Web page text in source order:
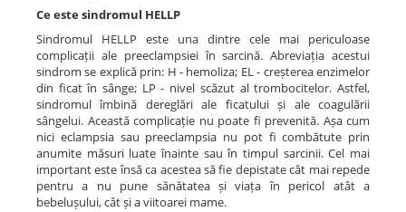
Ce este sindromul HELLP
Sindromul HELLP este una dintre cele mai periculoase
complicații ale preeclampsiei în sarcină. Abreviația acestui
sindrom se explică prin: H - hemoliza; EL - creșterea enzimelor
din ficat în sânge; LP - nivel scăzut al trombocitelor. Astfel,
sindromul îmbină dereglări ale ficatului și ale coagulării
sângelui. Această complicație nu poate fi prevenită. Așa cum
nici eclampsia sau preeclampsia nu pot fi combătute prin
anumite măsuri luate înainte sau în timpul sarcinii. Cel mai
important este însă ca acestea să fie depistate cât mai repede
pentru a nu pune sănătatea și viața în pericol atât a
bebelușului, cât și a viitoarei mame.